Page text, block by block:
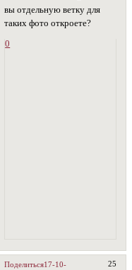
вы отдельную ветку для
таких фото откроете?
0
Поделиться 25
17-10-